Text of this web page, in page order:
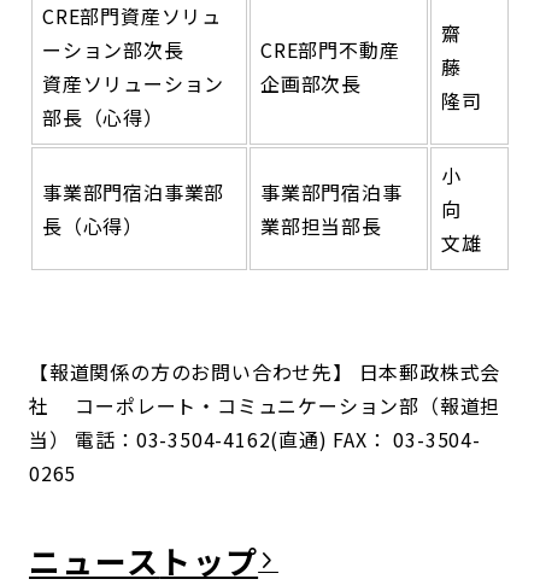
CRE部門資産ソリュ
ーション部次長
資産ソリューション
部長（心得）
CRE部門不動産
企画部次長
齋
藤
隆司
事業部門宿泊事業部
長（心得）
事業部門宿泊事
業部担当部長
小
向
文雄
【報道関係の方のお問い合わせ先】 日本郵政株式会
社 コーポレート・コミュニケーション部（報道担
当） 電話：03-3504-4162(直通) FAX： 03-3504-
0265
ニュース